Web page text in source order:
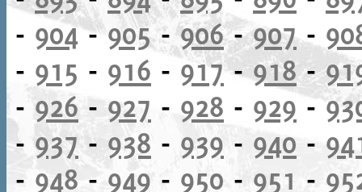
- 904-905-906-907-
- 915 - 916 - 917-918-
- 926-927 - 928 - 929-
-937- 938 - 939- 940 -
- 948- 949 - 950 - 951 -